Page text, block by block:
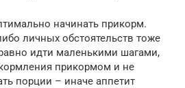
начинать прикорм.
личных обстоятельств тоже
идти маленькими шагами,
прикормом и не
порции – иначе аппетит